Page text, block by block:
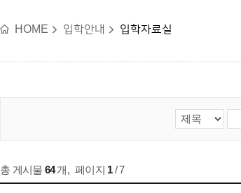
HOME 입학안내 입학자료실
총 게시물 64개, 페이지 1/ 7